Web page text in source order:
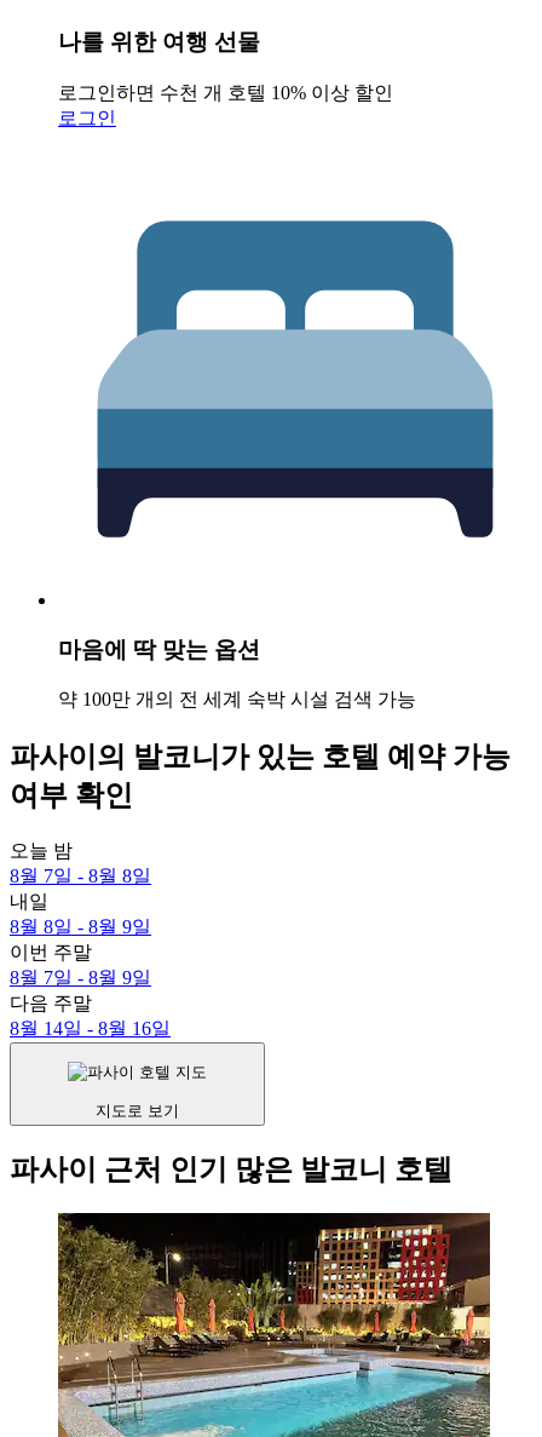
나를 위한 여행 선물
로그인하면 수천 개 호텔 10% 이상 할인
로그인
마음에 딱 맞는 옵션
약 100만 개의 전 세계 숙박 시설 검색 가능
파사이의 발코니가 있는 호텔 예약 가능
여부 확인
오늘 밤
8월 7일 - 8월 8일
내일
8월 8일 - 8월 9일
이번 주말
8월 7일 - 8월 9일
다음 주말
8월 14일 - 8월 16일
지도로 보기
파사이 근처 인기 많은 발코니 호텔